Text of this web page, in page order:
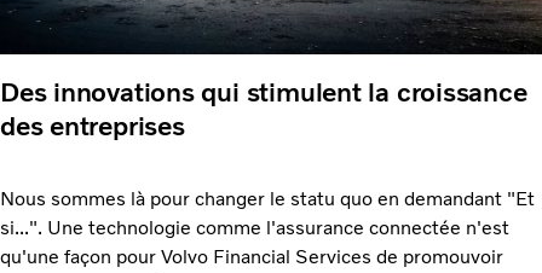
Des innovations qui stimulent la croissance
des entreprises
Nous sommes là pour changer le statu quo en demandant "Et
si...". Une technologie comme l'assurance connectée n'est
qu'une façon pour Volvo Financial Services de promouvoir